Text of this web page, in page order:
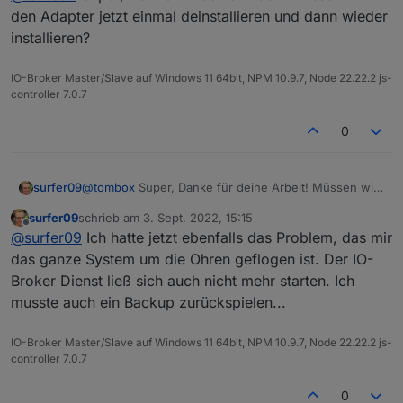
2022-09-02 16:28:49.456  -
2022-09-02 16:28:49.456  -
den Adapter jetzt einmal deinstallieren und dann wieder
installieren?
IO-Broker Master/Slave auf Windows 11 64bit, NPM 10.9.7, Node 22.22.2 js-
controller 7.0.7
0
surfer09@tombox Super, Danke für deine Arbeit! Müssen wir
wieder installieren?
Offline
surfer09schrieb am 3. Sept. 2022, 15:15
zuletzt editiert von
@surfer09 Ich hatte jetzt ebenfalls das Problem, das mir
das ganze System um die Ohren geflogen ist. Der IO-
Broker Dienst ließ sich auch nicht mehr starten. Ich
musste auch ein Backup zurückspielen...
IO-Broker Master/Slave auf Windows 11 64bit, NPM 10.9.7, Node 22.22.2 js-
controller 7.0.7
0